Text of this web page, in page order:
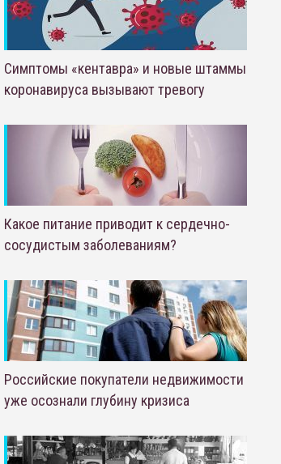
Симптомы «кентавра» и новые штаммы
коронавируса вызывают тревогу
Какое питание приводит к сердечно-
сосудистым заболеваниям?
Российские покупатели недвижимости
уже осознали глубину кризиса